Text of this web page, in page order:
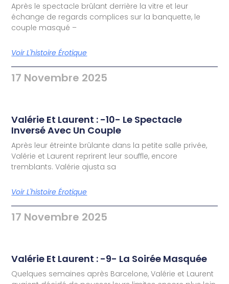
Après le spectacle brûlant derrière la vitre et leur
échange de regards complices sur la banquette, le
couple masqué –
Voir L'histoire Érotique
17 Novembre 2025
Valérie Et Laurent : -10- Le Spectacle
Inversé Avec Un Couple
Après leur étreinte brûlante dans la petite salle privée,
Valérie et Laurent reprirent leur souffle, encore
tremblants. Valérie ajusta sa
Voir L'histoire Érotique
17 Novembre 2025
Valérie Et Laurent : -9- La Soirée Masquée
Quelques semaines après Barcelone, Valérie et Laurent